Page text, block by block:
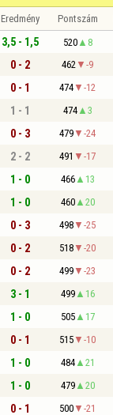
Eredmény Pontszám
3,5 - 1,5 520 8
0 - 2 462 -9
0 - 1 474 -12
1 - 1 474 3
0 - 3 479 -24
2 - 2 491 -17
1 - 0 466 13
1 - 0 460 20
0 - 3 498 -25
0 - 2 518 -20
0 - 2 499 -23
3 - 1 499 16
1 - 0 505 17
0 - 1 515 -10
1 - 0 484 21
1 - 0 479 20
0 - 1 500 -21